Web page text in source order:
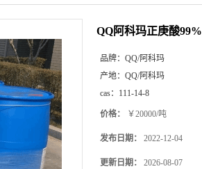
QQ阿科玛正庚酸99%
品牌： QQ/阿科玛
产地： QQ/阿科玛
cas： 111-14-8
价格： ￥20000/吨
发布日期： 2022-12-04
更新日期： 2026-08-07